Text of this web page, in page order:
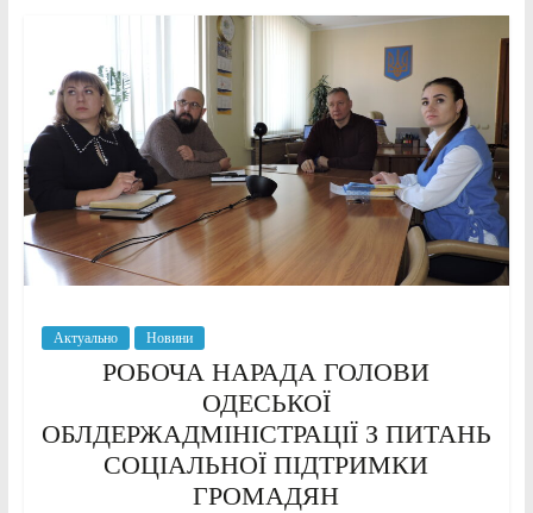
Актуально Новини
РОБОЧА НАРАДА ГОЛОВИ
ОДЕСЬКОЇ
ОБЛДЕРЖАДМІНІСТРАЦІЇ З ПИТАНЬ
СОЦІАЛЬНОЇ ПІДТРИМКИ
ГРОМАДЯН